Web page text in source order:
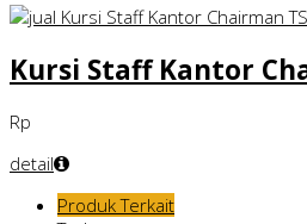
Kursi Staff Kantor
Rp
detail
Produk Terkait